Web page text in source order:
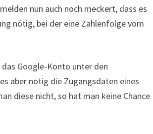
nun auch noch meckert, dass es
nötig, bei der eine Zahlenfolge vom
Google-Konto unter den
aber nötig die Zugangsdaten eines
diese nicht, so hat man keine Chance